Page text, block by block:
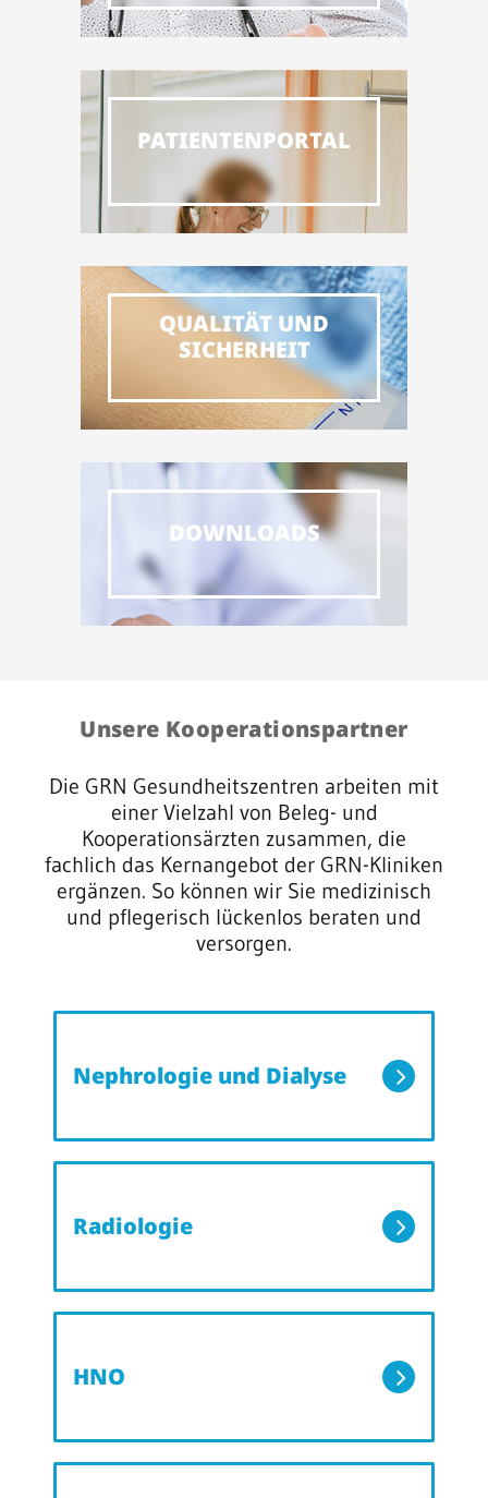
PATIENTENPORTAL
QUALITÄT UND
SICHERHEIT
DOWNLOADS
Unsere Kooperationspartner
Die GRN Gesundheitszentren arbeiten mit
einer Vielzahl von Beleg- und
Kooperationsärzten zusammen, die
fachlich das Kernangebot der GRN-Kliniken
ergänzen. So können wir Sie medizinisch
und pflegerisch lückenlos beraten und
versorgen.
Nephrologie und Dialyse
Radiologie
HNO